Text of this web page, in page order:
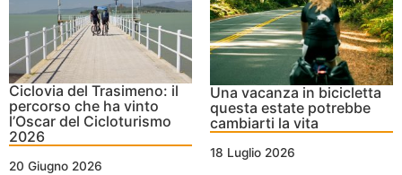
Ciclovia del Trasimeno: il
percorso che ha vinto
l’Oscar del Cicloturismo
2026
20 Giugno 2026
Una vacanza in bicicletta
questa estate potrebbe
cambiarti la vita
18 Luglio 2026